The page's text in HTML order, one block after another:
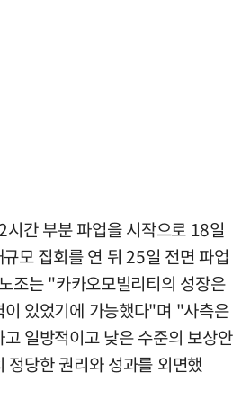
간 부분 파업을 시작으로 18일
모 집회를 연 뒤 25일 전면 파업
조는 "카카오모빌리티의 성장은
있었기에 가능했다"며 "사측은
일방적이고 낮은 수준의 보상안
정당한 권리와 성과를 외면했